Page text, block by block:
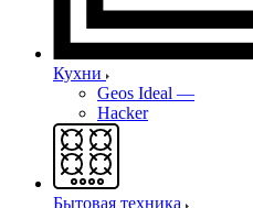
Кухни
Geos Ideal —
Hacker
Бытовая техника